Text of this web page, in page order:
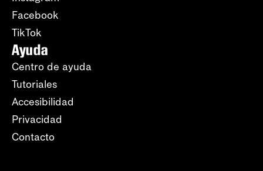
Facebook
TikTok
Ayuda
Centro de ayuda
Tutoriales
Accesibilidad
Privacidad
Contacto